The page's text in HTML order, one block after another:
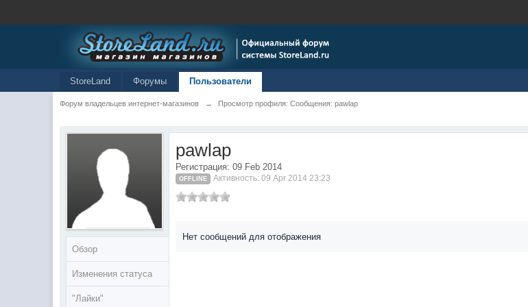
StoreLand Форумы Пользователи
Форум владельцев интернет-магазинов → Просмотр профиля: Сообщения: pawlap
Обзор
Изменения статуса
"Лайки"
pawlap
Регистрация: 09 Feb 2014
OFFLINE Активность: 09 Apr 2014 23:23
Нет сообщений для отображения